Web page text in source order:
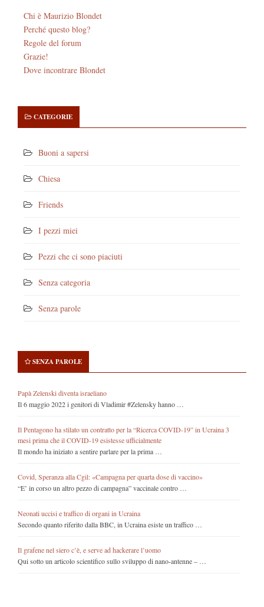
Chi è Maurizio Blondet
Perché questo blog?
Regole del forum
Grazie!
Dove incontrare Blondet
CATEGORIE
Buoni a sapersi
Chiesa
Friends
I pezzi miei
Pezzi che ci sono piaciuti
Senza categoria
Senza parole
SENZA PAROLE
Papà Zelenski diventa israeliano
Il 6 maggio 2022 i genitori di Vladimir #Zelensky hanno …
Il Pentagono ha stilato un contratto per la “Ricerca COVID-19” in Ucraina 3
mesi prima che il COVID-19 esistesse ufficialmente
Il mondo ha iniziato a sentire parlare per la prima …
Covid, Speranza alla Cgil: «Campagna per quarta dose di vaccino»
“E’ in corso un altro pezzo di campagna” vaccinale contro …
Neonati uccisi e traffico di organi in Ucraina
Secondo quanto riferito dalla BBC, in Ucraina esiste un traffico …
Il grafene nel siero c’è, e serve ad hackerare l’uomo
Qui sotto un articolo scientifico sullo sviluppo di nano-antenne – …